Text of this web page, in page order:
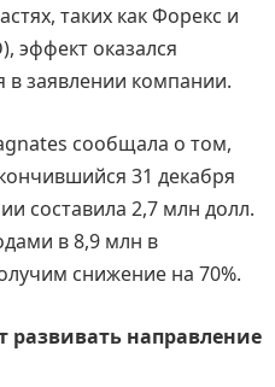
таких как Форекс и
эффект оказался
в заявлении компании.
сообщала о том,
31 декабря
составила 2,7 млн долл.
в 8,9 млн в
снижение на 70%.
развивать направление